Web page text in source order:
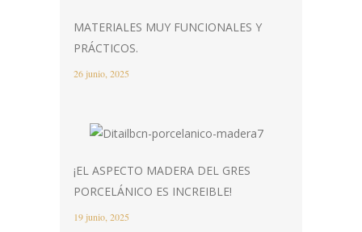
MATERIALES MUY FUNCIONALES Y
PRÁCTICOS.
26 junio, 2025
¡EL ASPECTO MADERA DEL GRES
PORCELÁNICO ES INCREIBLE!
19 junio, 2025